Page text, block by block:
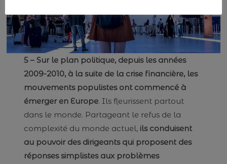
5 – Sur le plan politique, depuis les années
2009-2010, à la suite de la crise financière, les
mouvements populistes ont commencé à
émerger en Europe. Ils fleurissent partout
dans le monde. Partageant le refus de la
complexité du monde actuel, ils conduisent
au pouvoir des dirigeants qui proposent des
réponses simplistes aux problèmes